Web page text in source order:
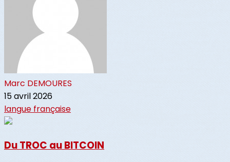
Marc DEMOURES
15 avril 2026
langue française
Du TROC au BITCOIN